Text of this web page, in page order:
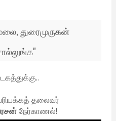
துரைமுருகன்
தலைவர்
நேர்காணல்!